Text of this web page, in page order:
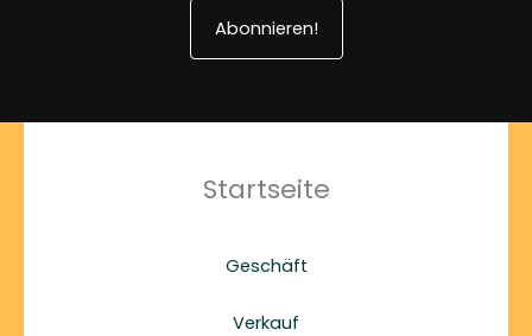
Abonnieren!
Startseite
Geschäft
Verkauf